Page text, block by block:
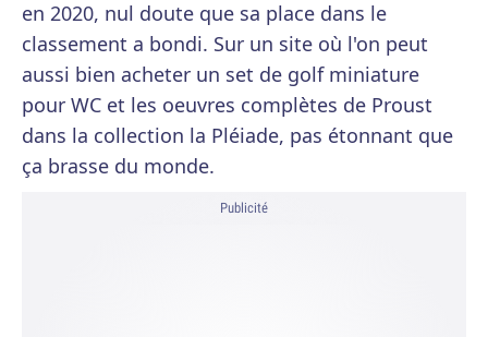
en 2020, nul doute que sa place dans le
classement a bondi. Sur un site où l'on peut
aussi bien acheter un set de golf miniature
pour WC et les oeuvres complètes de Proust
dans la collection la Pléiade, pas étonnant que
ça brasse du monde.
Publicité